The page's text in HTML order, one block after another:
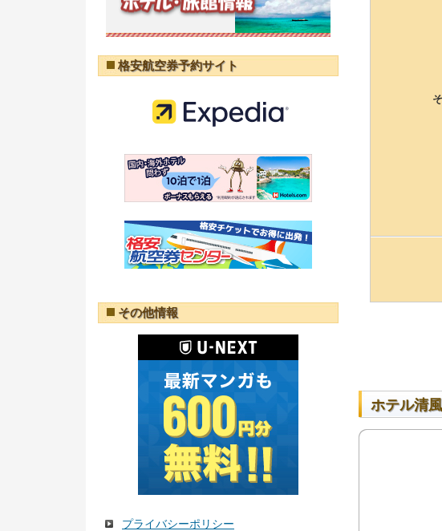
ホテル清
格安航空券予約サイト
その他情報
プライバシーポリシー